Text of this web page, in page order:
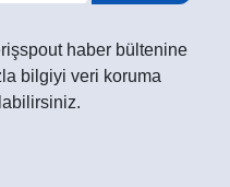
haber bültenine
bilgiyi veri koruma